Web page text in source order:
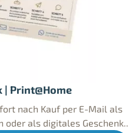
Print@Home
nach Kauf per E-Mail als
oder als digitales Geschenk..